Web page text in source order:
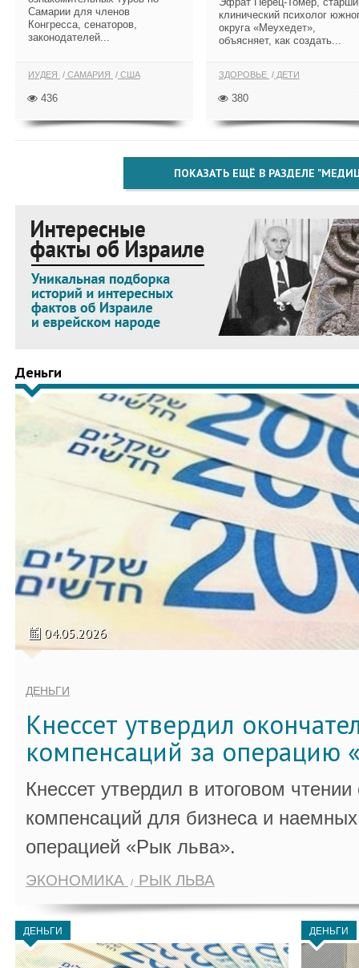
Самарии для членов
Конгресса, сенаторов,
законодателей...
ИУДЕЯ САМАРИЯ США
436
клинический психолог
округа «Меухедет»,
объясняет, как создать...
ЗДОРОВЬЕ ДЕТИ
380
ПОКАЗАТЬ ЕЩЁ В РАЗДЕЛЕ
Деньги
04.05.2026
ДЕНЬГИ
Кнессет утвердил
компенсаций за операцию
Кнессет утвердил в итоговом
компенсаций для бизнеса и
операцией «Рык льва».
ЭКОНОМИКА РЫК ЛЬВА
ДЕНЬГИ ДЕНЬГИ